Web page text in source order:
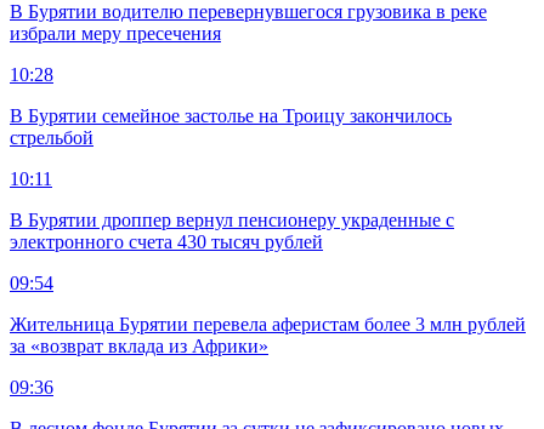
В Бурятии водителю перевернувшегося грузовика в реке
избрали меру пресечения
10:28
В Бурятии семейное застолье на Троицу закончилось
стрельбой
10:11
В Бурятии дроппер вернул пенсионеру украденные с
электронного счета 430 тысяч рублей
09:54
Жительница Бурятии перевела аферистам более 3 млн рублей
за «возврат вклада из Африки»
09:36